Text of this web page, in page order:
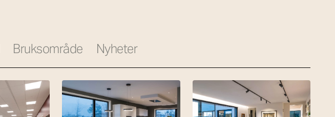
Bruksområde Nyheter